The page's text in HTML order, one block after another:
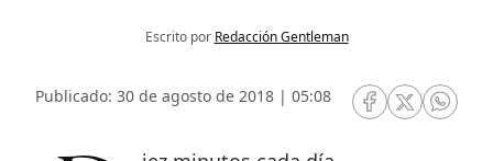
Escrito por Redacción Gentleman
Publicado: 30 de agosto de 2018 | 05:08
RRSS Facebook
RRSSRRSS